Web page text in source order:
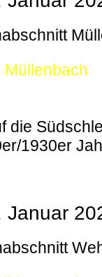
Müllenbach
die
1930er
Januar